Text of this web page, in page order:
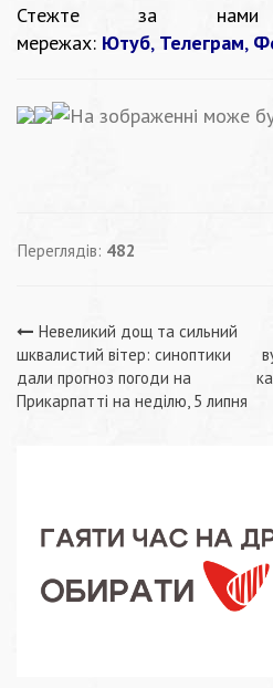
Стежте за нами
мережах: Ютуб, Телеграм,
Переглядів: 482
Навігація
записів
Невеликий дощ та сильний
шквалистий вітер: синоптики
дали прогноз погоди на
Прикарпатті на неділю, 5 липня